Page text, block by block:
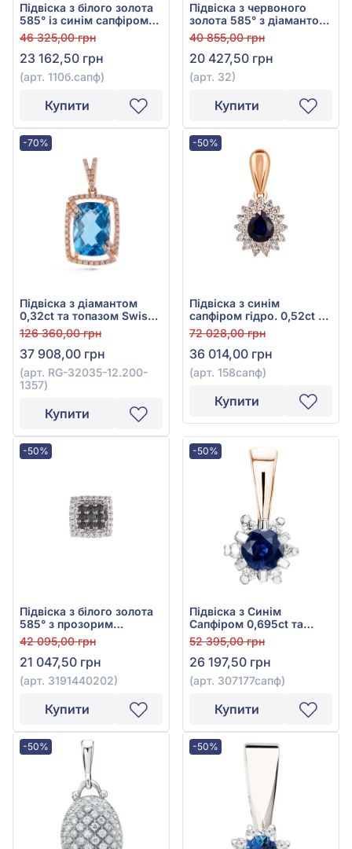
Підвіска з білого золота
585° із синім сапфіром
0,22ct та діамантами
0,126ct, арт. 110б.сапф
46 325,00 грн
23 162,50 грн
(арт. 110б.сапф)
Купити
Підвіска з червоного
золота 585° з діамантом
0,14ct, арт. 32
40 855,00 грн
20 427,50 грн
(арт. 32)
Купити
-70%
Підвіска з діамантом
0,32ct та топазом Swiss
Blue 6,5ct із червоного
золота 585°, арт. RG-
32035-12.200-1357
126 360,00 грн
37 908,00 грн
(арт. RG-32035-12.200-
1357)
Купити
-50%
Підвіска з синім
сапфіром гідро. 0,52ct та
діамантами 0,338ct із
червоного золота 585°,
арт. 158сапф
72 028,00 грн
36 014,00 грн
(арт. 158сапф)
Купити
-50%
Підвіска з білого золота
585° з прозорим
діамантом 0,1ct та
чорним діамантом
0,13ct, арт. 3191440202
42 095,00 грн
21 047,50 грн
(арт. 3191440202)
Купити
-50%
Підвіска з Синім
Сапфіром 0,695ct та
Діамантом 0,096ct із
червоного золота 585°,
арт. 307177сапф
52 395,00 грн
26 197,50 грн
(арт. 307177сапф)
Купити
-50% -50%